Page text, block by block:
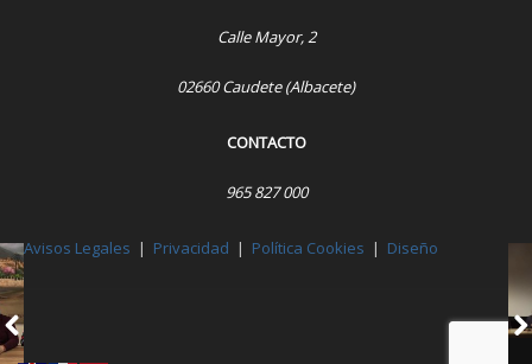
Calle Mayor, 2
02660 Caudete (Albacete)
CONTACTO
965 827 000
Avisos Legales | Privacidad | Política Cookies | Diseño